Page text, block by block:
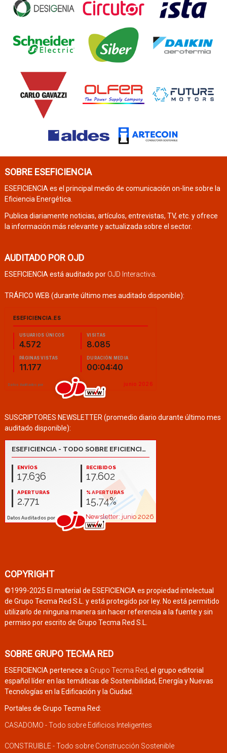
SOBRE ESEFICIENCIA
ESEFICIENCIA es el principal medio de comunicación on-line sobre la
Eficiencia Energética.
Publica diariamente noticias, artículos, entrevistas, TV, etc. y ofrece
la información más relevante y actualizada sobre el sector.
AUDITADO POR OJD
ESEFICIENCIA está auditado por OJD Interactiva.
TRÁFICO WEB (durante último mes auditado disponible):
SUSCRIPTORES NEWSLETTER (promedio diario durante último mes
auditado disponible):
COPYRIGHT
©1999-2025 El material de ESEFICIENCIA es propiedad intelectual
de Grupo Tecma Red S.L. y está protegido por ley. No está permitido
utilizarlo de ninguna manera sin hacer referencia a la fuente y sin
permiso por escrito de Grupo Tecma Red S.L.
SOBRE GRUPO TECMA RED
ESEFICIENCIA pertenece a Grupo Tecma Red, el grupo editorial
español líder en las temáticas de Sostenibilidad, Energía y Nuevas
Tecnologías en la Edificación y la Ciudad.
Portales de Grupo Tecma Red:
CASADOMO - Todo sobre Edificios Inteligentes
CONSTRUIBLE - Todo sobre Construcción Sostenible